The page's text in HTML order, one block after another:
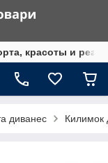
красоты и
диванес Килимок